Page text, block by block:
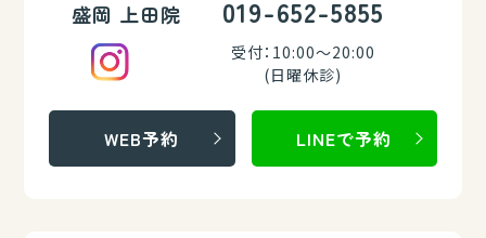
盛岡 上田院 019-652-5855
受付：10:00～20:00
(日曜休診)
WEB予約 LINEで予約